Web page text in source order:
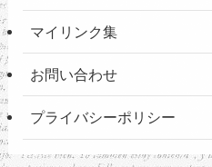
マイリンク集
お問い合わせ
プライバシーポリシー